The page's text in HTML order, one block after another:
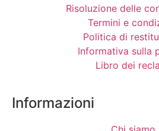
Risoluzione delle
Termini e
Politica di
Informativa sulla
Libro dei
Informazioni